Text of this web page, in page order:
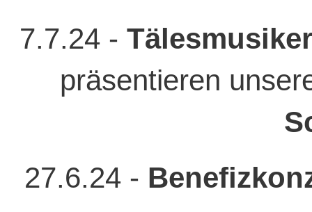
7.7.24 -
präsentieren
27.6.24 -